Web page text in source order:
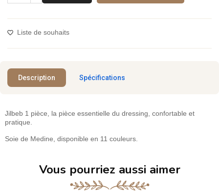
Liste de souhaits
Description Spécifications
Jilbeb 1 pièce, la pièce essentielle du dressing, confortable et
pratique.
Soie de Medine, disponible en 11 couleurs.
Vous pourriez aussi aimer